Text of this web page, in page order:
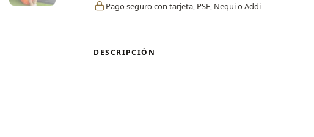
Pago seguro con tarjeta, PSE, Nequi o Addi
DESCRIPCIÓN